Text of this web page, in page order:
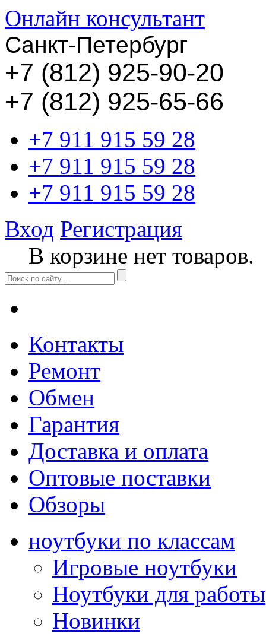
Онлайн консультант
Санкт-Петербург
+7 (812) 925-90-20
+7 (812) 925-65-66
+7 911 915 59 28
+7 911 915 59 28
+7 911 915 59 28
Вход Регистрация
В корзине нет товаров.
Контакты
Ремонт
Обмен
Гарантия
Доставка и оплата
Оптовые поставки
Обзоры
ноутбуки по классам
Игровые ноутбуки
Ноутбуки для работы
Новинки